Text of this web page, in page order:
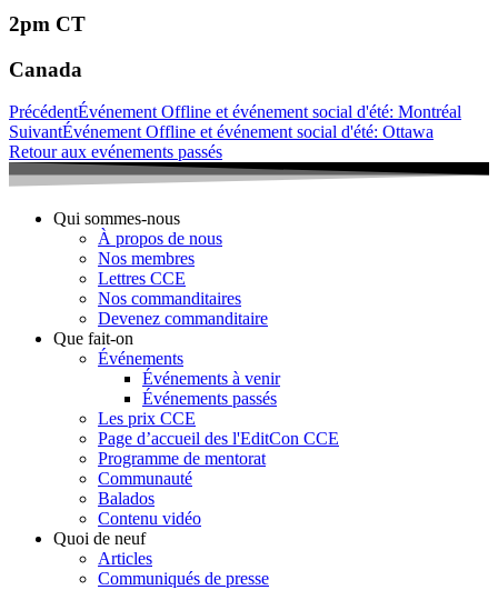
2pm CT
Canada
PrécédentÉvénement Offline et événement social d'été: Montréal
SuivantÉvénement Offline et événement social d'été: Ottawa
Retour aux evénements passés
Qui sommes-nous
À propos de nous
Nos membres
Lettres CCE
Nos commanditaires
Devenez commanditaire
Que fait-on
Événements
Événements à venir
Événements passés
Les prix CCE
Page d’accueil des l'EditCon CCE
Programme de mentorat
Communauté
Balados
Contenu vidéo
Quoi de neuf
Articles
Communiqués de presse